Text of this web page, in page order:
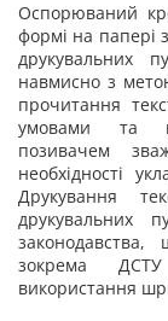
Оспорюваний
формі на папері
друкувальних
навмисно з
прочитання
умовами та
позивачем
необхідності
Друкування
друкувальних
законодавства,
зокрема ДСТУ
використання